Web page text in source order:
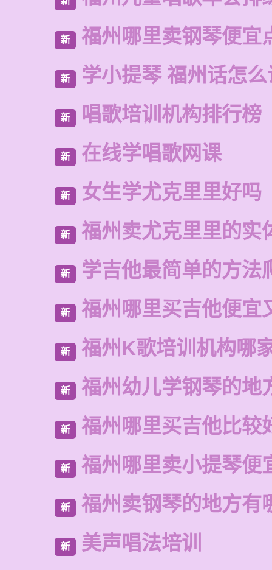
新 福州哪里卖钢琴便宜
新 学小提琴 福州话怎
新 唱歌培训机构排行榜
新 在线学唱歌网课
新 女生学尤克里里好吗
新 福州卖尤克里里的实
新 学吉他最简单的方法
新 福州哪里买吉他便宜
新 福州K歌培训机构哪
新 福州幼儿学钢琴的地
新 福州哪里买吉他比较
新 福州哪里卖小提琴便
新 福州卖钢琴的地方有
新 美声唱法培训